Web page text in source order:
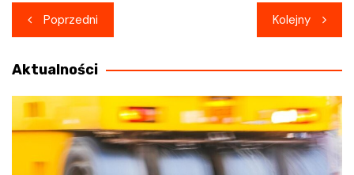
Nawigacja
wpisu
Poprzedni Kolejny
Aktualności